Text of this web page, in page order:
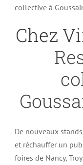
collective à
Chez
De nouveaux
et réchauffer un
foires de Nancy,